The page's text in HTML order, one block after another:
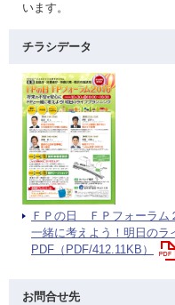
います。
チラシデータ
ＦＰの日 ＦＰフォーラ
一緒に考えよう！明日のラ
PDF（PDF/412.11KB）
お問合せ先